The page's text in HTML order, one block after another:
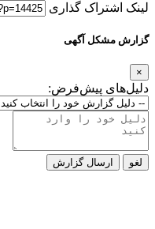
لینک اشتراک گذاری
گزارش مشکل آگهی
×
دلیل‌های پیش‌فرض:
لغو ارسال گزارش